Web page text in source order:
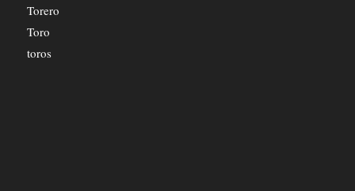
Torero
Toro
toros